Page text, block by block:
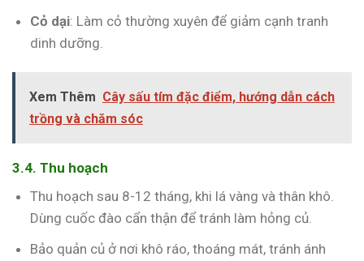
Cỏ dại: Làm cỏ thường xuyên để giảm cạnh tranh
dinh dưỡng.
Xem Thêm Cây sấu tím đặc điểm, hướng dẫn cách
trồng và chăm sóc
3.4. Thu hoạch
Thu hoạch sau 8-12 tháng, khi lá vàng và thân khô.
Dùng cuốc đào cẩn thận để tránh làm hỏng củ.
Bảo quản củ ở nơi khô ráo, thoáng mát, tránh ánh